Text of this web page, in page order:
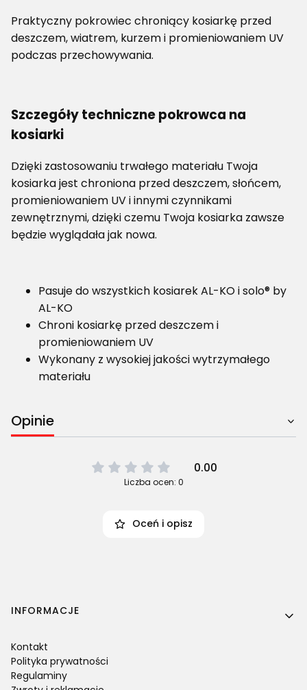
Praktyczny pokrowiec chroniący kosiarkę przed
deszczem, wiatrem, kurzem i promieniowaniem UV
podczas przechowywania.
Szczegóły techniczne pokrowca na
kosiarki
Dzięki zastosowaniu trwałego materiału Twoja
kosiarka jest chroniona przed deszczem, słońcem,
promieniowaniem UV i innymi czynnikami
zewnętrznymi, dzięki czemu Twoja kosiarka zawsze
będzie wyglądała jak nowa.
Pasuje do wszystkich kosiarek AL-KO i solo® by
AL-KO
Chroni kosiarkę przed deszczem i
promieniowaniem UV
Wykonany z wysokiej jakości wytrzymałego
materiału
Opinie
0.00
Liczba ocen: 0
Oceń i opisz
Linki w stopce
INFORMACJE
Kontakt
Polityka prywatności
Regulaminy